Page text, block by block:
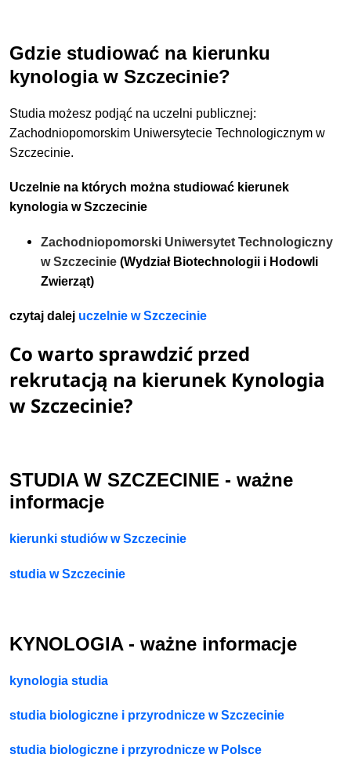
Gdzie studiować na kierunku
kynologia w Szczecinie?
Studia możesz podjąć na uczelni publicznej:
Zachodniopomorskim Uniwersytecie Technologicznym w
Szczecinie.
Uczelnie na których można studiować kierunek
kynologia w Szczecinie
Zachodniopomorski Uniwersytet Technologiczny
w Szczecinie (Wydział Biotechnologii i Hodowli
Zwierząt)
czytaj dalej uczelnie w Szczecinie
Co warto sprawdzić przed
rekrutacją na kierunek Kynologia
w Szczecinie?
STUDIA W SZCZECINIE - ważne
informacje
kierunki studiów w Szczecinie
studia w Szczecinie
KYNOLOGIA - ważne informacje
kynologia studia
studia biologiczne i przyrodnicze w Szczecinie
studia biologiczne i przyrodnicze w Polsce